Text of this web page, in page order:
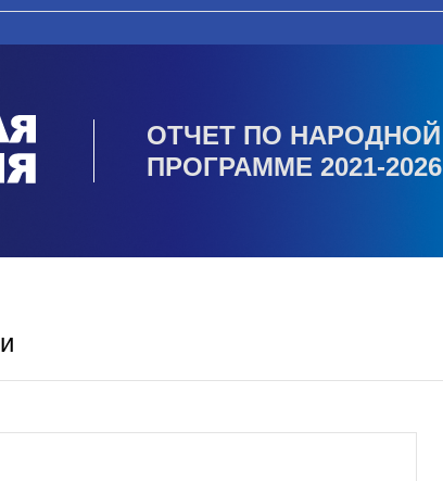
ОТЧЕТ ПО НАРОДНОЙ
ПРОГРАММЕ 2021-2026